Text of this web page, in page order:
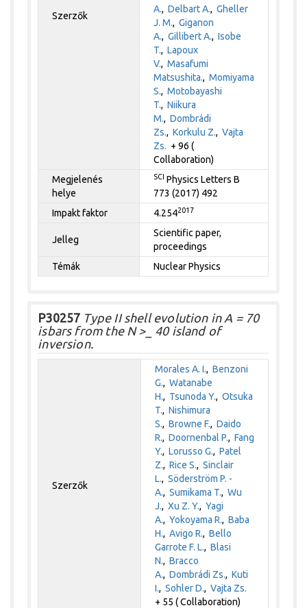
Szerzők
A.,Delbart A.,Gheller
J. M.,Giganon
A.,Gillibert A.,Isobe
T.,Lapoux
V.,Masafumi
Matsushita.,Momiyama
S.,Motobayashi
T.,Niikura
M.,Dombrádi
Zs.,Korkulu Z.,Vajta
Zs. + 96 (
Collaboration)
Megjelenés
helye
SCI Physics Letters B
773 (2017) 492
Impakt faktor
4.2542017
Jelleg
Scientific paper,
proceedings
Témák
Nuclear Physics
P30257 Type II shell evolution in A = 70
isbars from the N >_ 40 island of
inversion.
Szerzők
Morales A. I.,Benzoni
G.,Watanabe
H., Tsunoda Y.,Otsuka
T.,Nishimura
S.,Browne F.,Daido
R.,Doornenbal P.,Fang
Y.,Lorusso G.,Patel
Z.,Rice S.,Sinclair
L.,Söderström P. -
A.,Sumikama T.,Wu
J.,Xu Z. Y.,Yagi
A.,Yokoyama R.,Baba
H.,Avigo R.,Bello
Garrote F. L.,Blasi
N.,Bracco
A.,Dombrádi Zs.,Kuti
I.,Sohler D.,Vajta Zs.
+ 55 ( Collaboration)